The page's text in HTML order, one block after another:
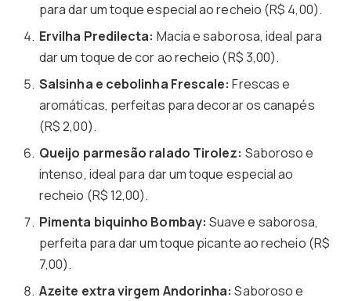
para dar um toque especial ao recheio (R$ 4,00).
Ervilha Predilecta: Macia e saborosa, ideal para
dar um toque de cor ao recheio (R$ 3,00).
Salsinha e cebolinha Frescale: Frescas e
aromáticas, perfeitas para decorar os canapés
(R$ 2,00).
Queijo parmesão ralado Tirolez: Saboroso e
intenso, ideal para dar um toque especial ao
recheio (R$ 12,00).
Pimenta biquinho Bombay: Suave e saborosa,
perfeita para dar um toque picante ao recheio (R$
7,00).
Azeite extra virgem Andorinha: Saboroso e